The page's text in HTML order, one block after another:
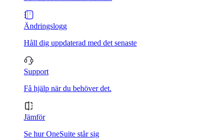
Ändringslogg
Håll dig uppdaterad med det senaste
Support
Få hjälp när du behöver det.
Jämför
Se hur OneSuite står sig